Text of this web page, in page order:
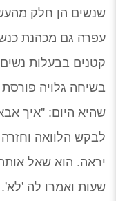
שנשים הן חלק
עפרה גם מכהנת
קטנים בבעלות
בשיחה גלויה
שהיא היום: "איך
לבקש הלוואה
יראה. הוא שאל
שעות ואמרו לה